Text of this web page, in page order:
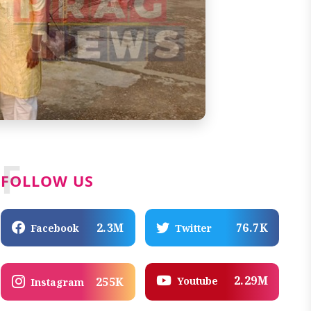
FOLLOW US
F
Facebook 2.3M Twitter 76.7K
Instagram 255K Youtube 2.29M